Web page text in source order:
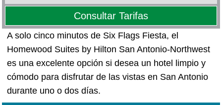
Consultar Tarifas
A solo cinco minutos de Six Flags Fiesta, el
Homewood Suites by Hilton San Antonio-Northwest
es una excelente opción si desea un hotel limpio y
cómodo para disfrutar de las vistas en San Antonio
durante uno o dos días.